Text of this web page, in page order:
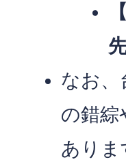
なお、
の錯綜
ありま